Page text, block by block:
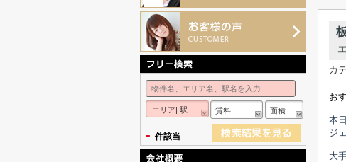
カ
お
本
ジ
大
エリア| 駅 賃料 面積
- 件該当